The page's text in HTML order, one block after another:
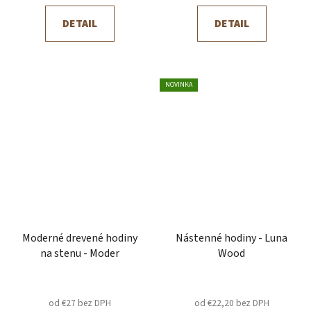
DETAIL DETAIL
Moderné drevené hodiny
na stenu - Moder
od €27 bez DPH
NOVINKA
Nástenné hodiny - Luna
Wood
od €22,20 bez DPH